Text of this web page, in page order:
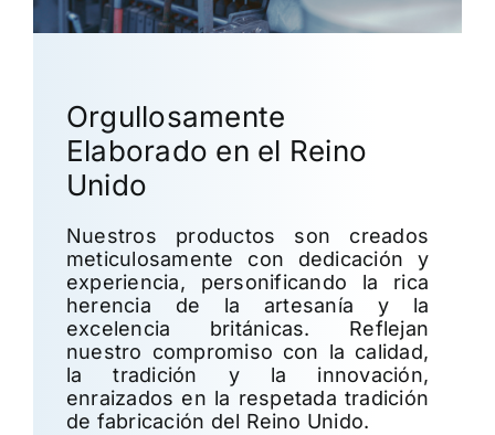
Orgullosamente
Elaborado en el Reino
Unido
Nuestros productos son creados
meticulosamente con dedicación y
experiencia, personificando la rica
herencia de la artesanía y la
excelencia británicas. Reflejan
nuestro compromiso con la calidad,
la tradición y la innovación,
enraizados en la respetada tradición
de fabricación del Reino Unido.